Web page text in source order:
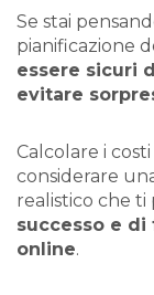
Se stai
pianificazione
essere sicuri
evitare
Calcolare i
considerare
realistico che
successo e
online.